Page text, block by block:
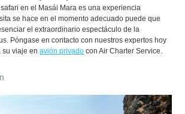
en el Masái Mara es una experiencia
se hace en el momento adecuado puede que
el extraordinario espectáculo de la
Póngase en contacto con nuestros expertos hoy
su viaje enavión privado con Air Charter Service.